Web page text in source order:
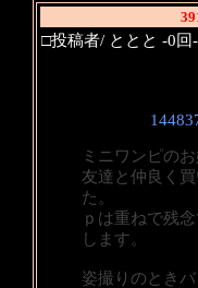
□投稿者/ ととと -0回-
ミニワンピのお
友達と仲良く
た。
ｐは重ねで残
します。
姿撮りのとき